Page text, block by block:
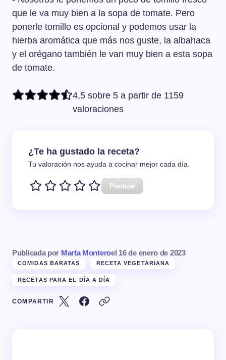
que le va muy bien a la sopa de tomate. Pero
ponerle tomillo es opcional y podemos usar la
hierba aromática que más nos guste, la albahaca
y el orégano también le van muy bien a esta sopa
de tomate.
4,5 sobre 5 a partir de 1159
valoraciones
¿Te ha gustado la receta?
Tu valoración nos ayuda a cocinar mejor cada día.
Puntuar
Publicada por Marta Monteroel 16 de enero de 2023
COMIDAS BARATAS RECETA VEGETARIANA
RECETAS PARA EL DÍA A DÍA
COMPARTIR